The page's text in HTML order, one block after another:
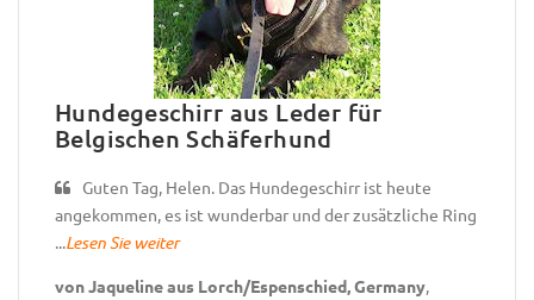
Hundegeschirr aus Leder für
Belgischen Schäferhund
Guten Tag, Helen. Das Hundegeschirr ist heute
angekommen, es ist wunderbar und der zusätzliche Ring
...Lesen Sie weiter
von Jaqueline aus Lorch/Espenschied, Germany,